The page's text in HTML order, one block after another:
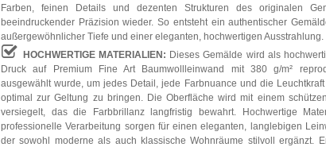
Farben, feinen Details und dezenten Strukturen des originalen
beeindruckender Präzision wieder. So entsteht ein authentischer
außergewöhnlicher Tiefe und einer eleganten, hochwertigen Ausstrahlung.
HOCHWERTIGE MATERIALIEN: Dieses Gemälde wird als
Druck auf Premium Fine Art Baumwollleinwand mit 380 g/m²
ausgewählt wurde, um jedes Detail, jede Farbnuance und die
optimal zur Geltung zu bringen. Die Oberfläche wird mit einem
versiegelt, das die Farbbrillanz langfristig bewahrt. Hochwertige
professionelle Verarbeitung sorgen für einen eleganten, langlebigen
der sowohl moderne als auch klassische Wohnräume stilvoll ergänzt.